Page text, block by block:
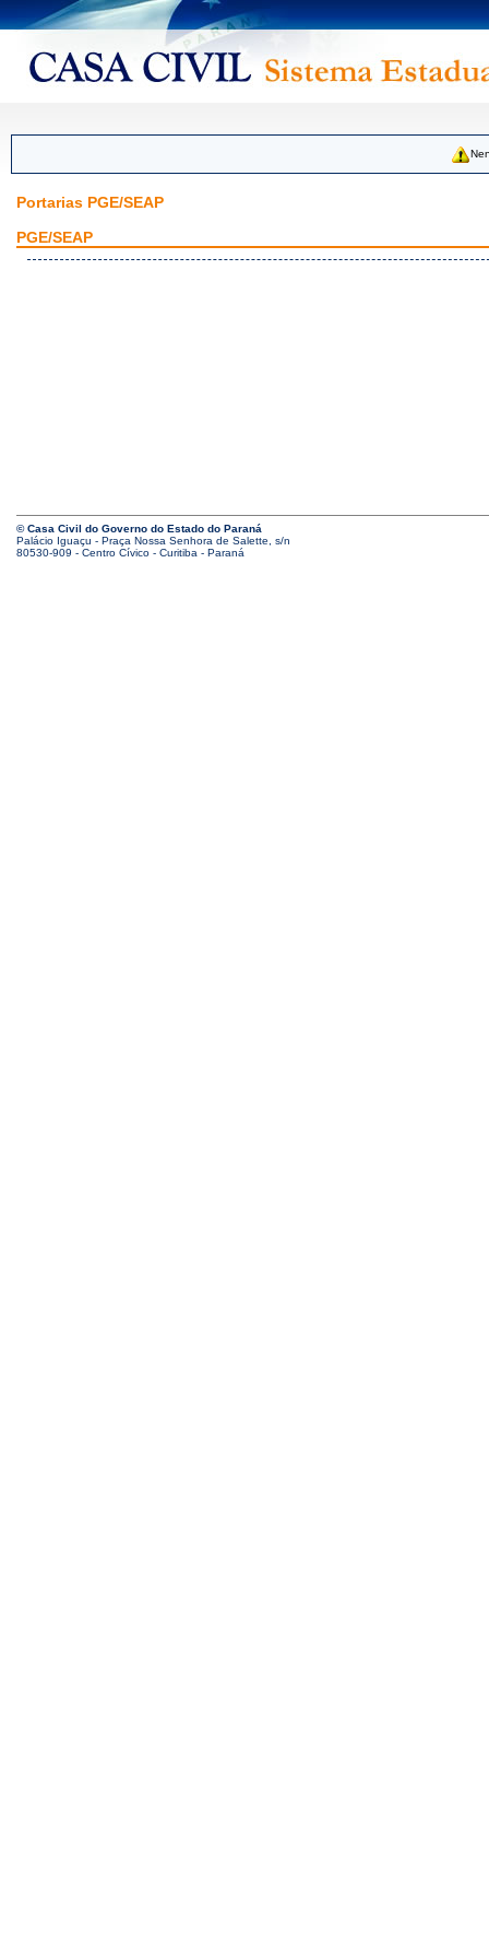
Portarias PGE/SEAP
PGE/SEAP
© Casa Civil do Governo do Estado do Paraná
Palácio Iguaçu - Praça Nossa Senhora de Salette, s/n
80530-909 - Centro Cívico - Curitiba - Paraná